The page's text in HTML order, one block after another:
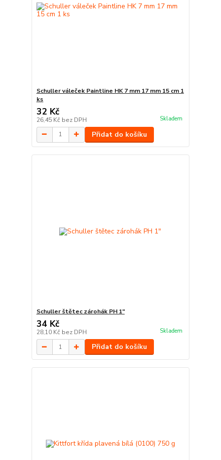
Schuller váleček Paintline HK 7 mm 17 mm 15 cm 1
ks
32 Kč
26,45 Kč bez DPH Skladem
Přidat do košíku
Schuller štětec zárohák PH 1"
34 Kč
28,10 Kč bez DPH Skladem
Přidat do košíku